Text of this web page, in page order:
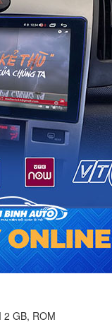
GB, ROM